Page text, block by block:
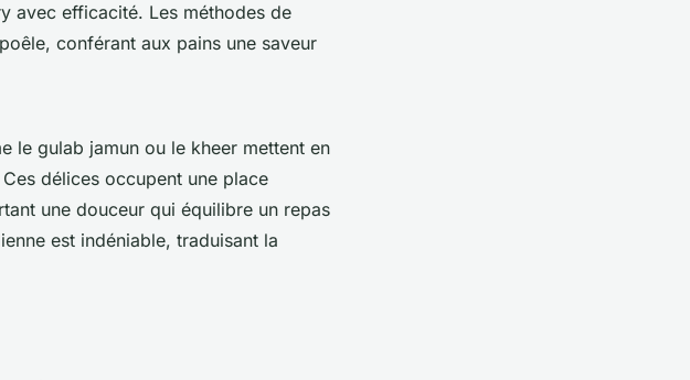
avec efficacité. Les méthodes de
conférant aux pains une saveur
le gulab jamun ou le kheer mettent en
délices occupent une place
une douceur qui équilibre un repas
est indéniable, traduisant la